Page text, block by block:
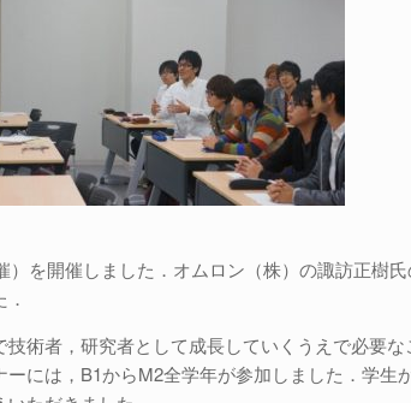
を開催しました．オムロン（株）の諏訪正樹
術者，研究者として成長していくうえで必要
には，B1からM2全学年が参加しました．学